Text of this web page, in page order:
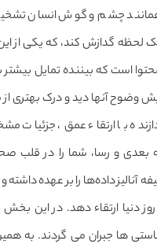
چشم و گوش انسان
لحظه گدازش کند، که یکی از
است که بیننده تمایل بیشتر
وضوح آنها دید و درک بهتری از
با ارتقاء عمق، جزئیات
و رسا، شما را در قلب
آنالیز داده‌ها را بر عهده داشته
دنیا ارتقاء دهد. در این
ها جبران می گردند. به